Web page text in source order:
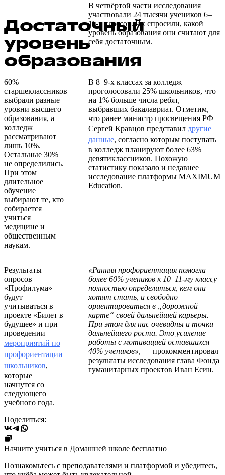
Достаточный
уровень
образования
В четвёртой части исследования
участвовали 24 тысячи учеников 6–
11-х классов. Их спросили, какой
уровень образования они считают для
себя достаточным.
60%
старшеклассников
выбрали разные
уровни высшего
образования, а
колледж
рассматривают
лишь 10%.
Остальные 30%
не определились.
При этом
длительное
обучение
выбирают те, кто
собирается
учиться
медицине и
общественным
наукам.
В 8–9-х классах за колледж
проголосовали 25% школьников, что
на 1% больше числа ребят,
выбравших бакалавриат. Отметим,
что ранее министр просвещения РФ
Сергей Кравцов представил другие
данные, согласно которым поступать
в колледж планируют более 63%
девятиклассников. Похожую
статистику показало и недавнее
исследование платформы MAXIMUM
Education.
Результаты
опросов
«Профилума»
будут
учитываться в
проекте «Билет в
будущее» и при
проведении
мероприятий по
профориентации
школьников,
которые
начнутся со
следующего
учебного года.
«Ранняя профориентация помогла
более 60% учеников к 10–11-му классу
полностью определиться, кем они
хотят стать, и свободно
ориентироваться в „дорожной
карте“ своей дальнейшей карьеры.
При этом для нас очевидны и точки
дальнейшего роста. Это усиление
работы с мотивацией оставшихся
40% учеников», — прокомментировал
результаты исследования глава Фонда
гуманитарных проектов Иван Есин.
Поделиться:
Начните учиться в Домашней школе бесплатно
Познакомьтесь с преподавателями и платформой и убедитесь,